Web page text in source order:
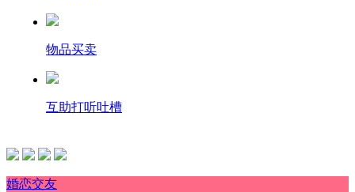
物品买卖
互助打听吐槽
婚恋交友